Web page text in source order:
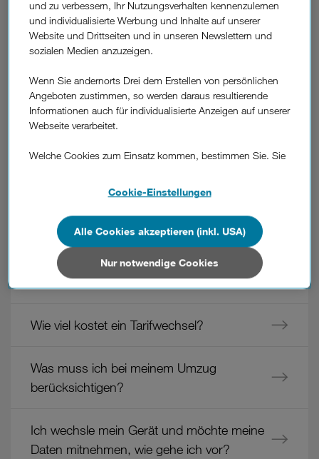
War diese Information hilfreich?
Weitere
Fragen
aus
dem
Bereich
Wie aktiviere ich Zusatzpakete?
Wie kann ich zusätzliches Datenvolumen
Wie melde ich Mehrwertdienste an oder
Wie mache ich einen Tarifwechsel?
Wie viel kostet ein Tarifwechsel?
Was muss ich bei meinem Umzug
berücksichtigen?
Ich wechsle mein Gerät und möchte meine
Daten mitnehmen, wie gehe ich vor?
und zu verbessern, Ihr Nutzungsverhalten kennenzulernen
und individualisierte Werbung und Inhalte auf unserer
Website und Drittseiten und in unseren Newslettern und
sozialen Medien anzuzeigen.
Wenn Sie andernorts Drei dem Erstellen von persönlichen
Angeboten zustimmen, so werden daraus resultierende
Informationen auch für individualisierte Anzeigen auf unserer
Webseite verarbeitet.
Welche Cookies zum Einsatz kommen, bestimmen Sie. Sie
Wenn Sie allen Cookies zustimmen, werden auch Cookies
von Drittanbietern verarbeitet, die Ihre Daten in Ländern
außerhalb der europäischen Union (z.B. in den USA)
verarbeiten. Sie unterliegen keinem EU-konformen
Datenschutzniveau und es stehen keine wirksamen
(z.B. Data Privacy Framework), werden wie europäische
Unternehmen behandelt.
Sie nur jene Cookies im Einsatz, die zur Funktion dieser
Cookie-Einstellungen
Nur notwendige Cookies
Alle Cookies akzeptieren (inkl. USA)